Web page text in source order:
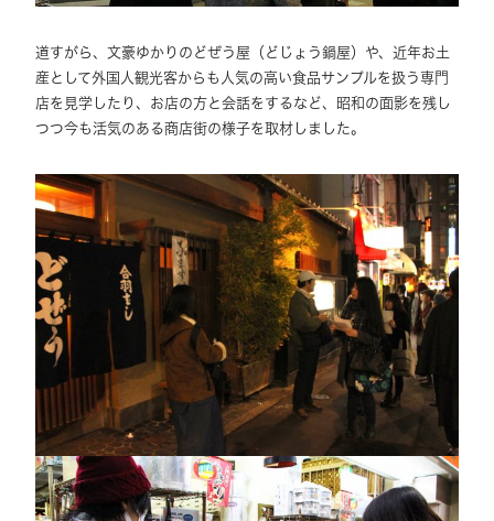
道すがら、文豪ゆかりのどぜう屋（どじょう鍋屋）や、近年お土
産として外国人観光客からも人気の高い食品サンプルを扱う専門
店を見学したり、お店の方と会話をするなど、昭和の面影を残し
つつ今も活気のある商店街の様子を取材しました。